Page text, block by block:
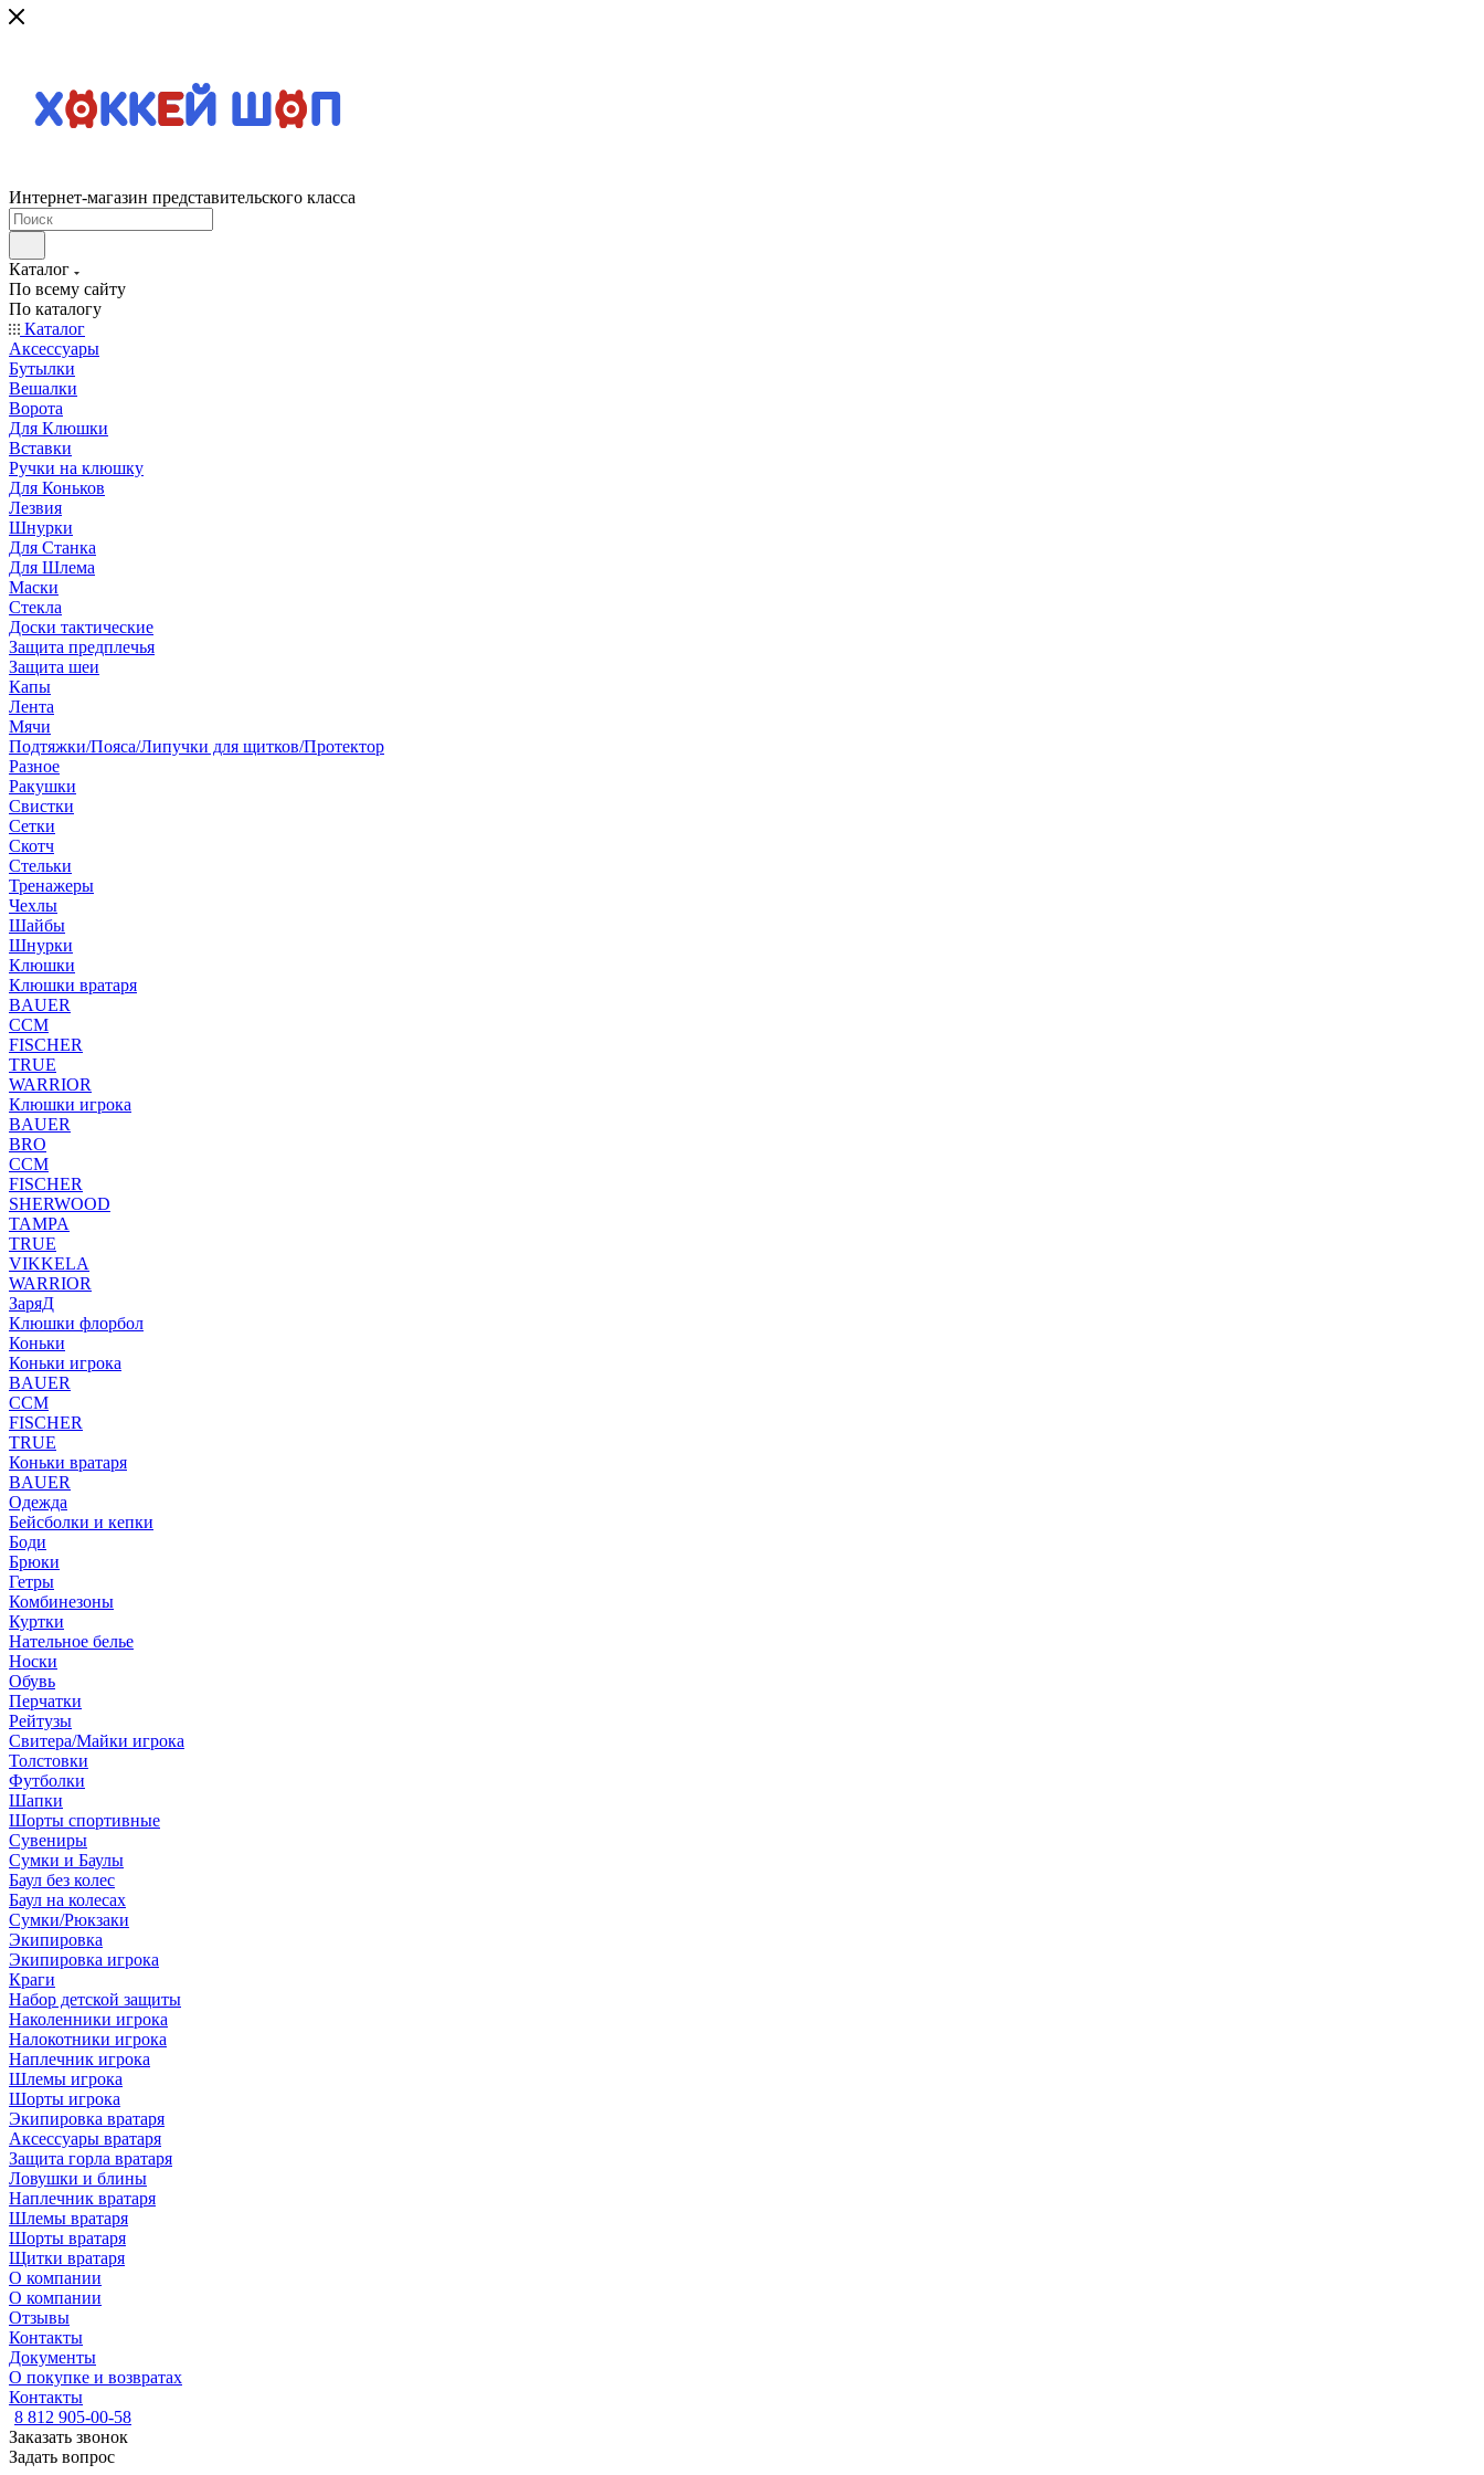
Интернет-магазин представительского класса
Каталог
По всему сайту
По каталогу
Каталог
Аксессуары
Бутылки
Вешалки
Ворота
Для Клюшки
Вставки
Ручки на клюшку
Для Коньков
Лезвия
Шнурки
Для Станка
Для Шлема
Маски
Стекла
Доски тактические
Защита предплечья
Защита шеи
Капы
Лента
Мячи
Подтяжки/Пояса/Липучки для щитков/Протектор
Разное
Ракушки
Свистки
Сетки
Скотч
Стельки
Тренажеры
Чехлы
Шайбы
Шнурки
Клюшки
Клюшки вратаря
BAUER
CCM
FISCHER
TRUE
WARRIOR
Клюшки игрока
BAUER
BRO
CCM
FISCHER
SHERWOOD
TAMPA
TRUE
VIKKELA
WARRIOR
ЗаряД
Клюшки флорбол
Коньки
Коньки игрока
BAUER
CCM
FISCHER
TRUE
Коньки вратаря
BAUER
Одежда
Бейсболки и кепки
Боди
Брюки
Гетры
Комбинезоны
Куртки
Нательное белье
Носки
Обувь
Перчатки
Рейтузы
Свитера/Майки игрока
Толстовки
Футболки
Шапки
Шорты спортивные
Сувениры
Сумки и Баулы
Баул без колес
Баул на колесах
Сумки/Рюкзаки
Экипировка
Экипировка игрока
Краги
Набор детской защиты
Наколенники игрока
Налокотники игрока
Наплечник игрока
Шлемы игрока
Шорты игрока
Экипировка вратаря
Аксессуары вратаря
Защита горла вратаря
Ловушки и блины
Наплечник вратаря
Шлемы вратаря
Шорты вратаря
Щитки вратаря
О компании
О компании
Отзывы
Контакты
Документы
О покупке и возвратах
Контакты
8 812 905-00-58
Заказать звонок
Задать вопрос